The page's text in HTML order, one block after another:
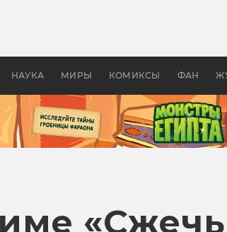
НАУКА МИРЫ КОМИКСЫ ФАН
апокалипсис, в России —
бы